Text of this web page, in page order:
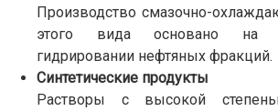
Производство смазочно-
этого вида основано на
гидрировании нефтяных фракций.
Синтетические продукты
Растворы с высокой